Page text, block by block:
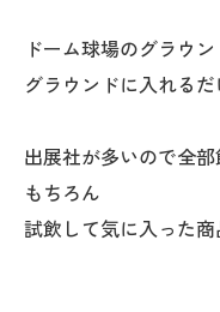
ドーム球場のグラウ
グラウンドに入れる
出展社が多いので全部
もちろん
試飲して気に入った商